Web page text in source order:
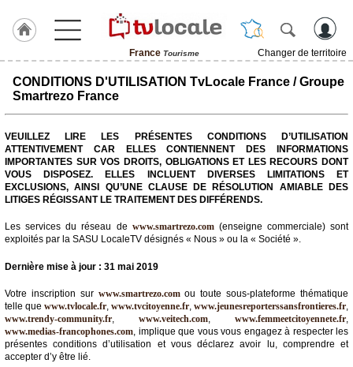
France Tourisme
Changer de territoire
J'adhère
Hulcoq
TvLocale
France
Accueil
Vidéos
Médias
du
CONDITIONS D'UTILISATION TvLocale France / Groupe
Smartrezo France
VEUILLEZ LIRE LES PRÉSENTES CONDITIONS D’UTILISATION
ATTENTIVEMENT CAR ELLES CONTIENNENT DES INFORMATIONS
IMPORTANTES SUR VOS DROITS, OBLIGATIONS ET LES RECOURS DONT
VOUS DISPOSEZ. ELLES INCLUENT DIVERSES LIMITATIONS ET
EXCLUSIONS, AINSI QU’UNE CLAUSE DE RÉSOLUTION AMIABLE DES
LITIGES RÉGISSANT LE TRAITEMENT DES DIFFÉRENDS.
Les services du réseau de www.smartrezo.com(enseigne commerciale) sont
exploités par la SASU LocaleTV désignés « Nous » ou la « Société ».
Dernière mise à jour : 31 mai 2019
Votre inscription sur www.smartrezo.comou toute sous-plateforme thématique
telle que www.tvlocale.fr, www.tvcitoyenne.fr, www.jeunesreporterssansfrontieres.fr,
www.trendy-community.fr, www.veitech.com, www.femmeetcitoyennete.fr,
www.medias-francophones.com, implique que vous vous engagez à respecter les
présentes conditions d’utilisation et vous déclarez avoir lu, comprendre et
accepter d’y être lié.